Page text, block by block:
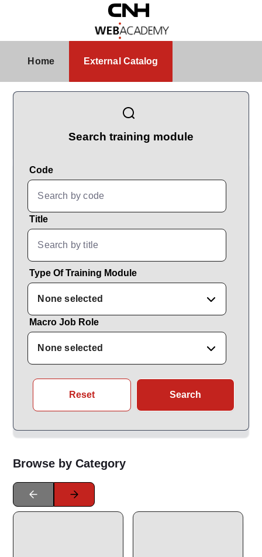
Home External Catalog
Search training module
Code
Title
Type Of Training Module
None selected
Macro Job Role
None selected
Reset Search
Browse by Category